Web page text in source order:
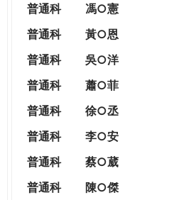
CITIZENSHIP
普通科
馮○憲
普通科
黃○恩
普通科 吳○洋
普通科
蕭○菲
普通科
徐○丞
普通科
李○安
普通科
蔡○葳
普通科
陳○傑